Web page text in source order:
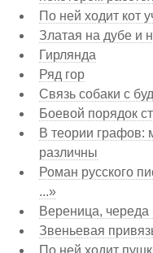
По ней ходит кот
Златая на дубе и
Гирлянда
Ряд гор
Связь собаки с
Боевой порядок
В теории графов:
различны
Роман русского
...»
Вереница, череда
Звеньевая
По ней ходит